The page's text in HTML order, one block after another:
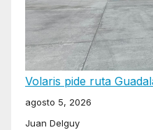
Volaris pide ruta
agosto 5, 2026
Juan Delguy